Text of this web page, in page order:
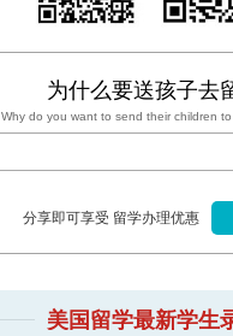
为什么要送孩子去
Why do you want to send their children
分享即可享受 留学办理优惠
美国留学最新学生